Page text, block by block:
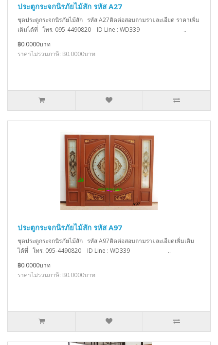
ประตูกระจกนิรภัยไม้สัก รหัส A27
ชุดประตูกระจกนิรภัยไม้สัก รหัส A27ติดต่อสอบถามรายละเอียด ราคาเพิ่ม
เติมได้ที่ โทร. 095-4490820 ID Line : WD339 ..
฿0.0000บาท
ราคาไม่รวมภาษี: ฿0.0000บาท
ประตูกระจกนิรภัยไม้สัก รหัส A97
ชุดประตูกระจกนิรภัยไม้สัก รหัส A97ติดต่อสอบถามรายละเอียดเพิ่มเติม
ได้ที่ โทร. 095-4490820 ID Line : WD339 ..
฿0.0000บาท
ราคาไม่รวมภาษี: ฿0.0000บาท